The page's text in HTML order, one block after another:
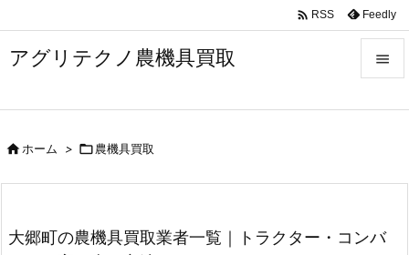
アグリテクノ農機具買取 


 RSS Feedly
ホーム > 農機具買取
大郷町の農機具買取業者一覧｜トラクター・コンバ